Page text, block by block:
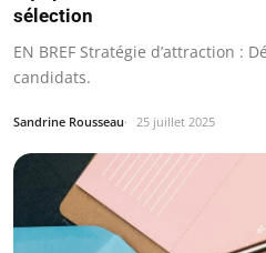
sélection
EN BREF Stratégie d’attraction :
candidats.
Sandrine Rousseau 25 juillet 2025